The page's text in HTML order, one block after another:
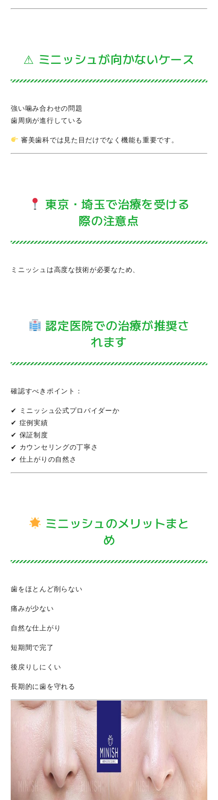
⚠ ミニッシュが向かないケース
強い噛み合わせの問題
歯周病が進行している
審美歯科では見た目だけでなく機能も重要です。
東京・埼玉で治療を受ける
際の注意点
ミニッシュは高度な技術が必要なため、
認定医院での治療が推奨さ
れます
確認すべきポイント：
✔ ミニッシュ公式プロバイダーか
✔ 症例実績
✔ 保証制度
✔ カウンセリングの丁寧さ
✔ 仕上がりの自然さ
ミニッシュのメリットまと
め
歯をほとんど削らない
痛みが少ない
自然な仕上がり
短期間で完了
後戻りしにくい
長期的に歯を守れる